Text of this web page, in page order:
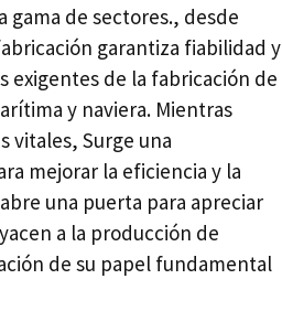
gama de sectores., desde
garantiza fiabilidad y
exigentes de la fabricación de
y naviera. Mientras
vitales, Surge una
mejorar la eficiencia y la
una puerta para apreciar
a la producción de
de su papel fundamental